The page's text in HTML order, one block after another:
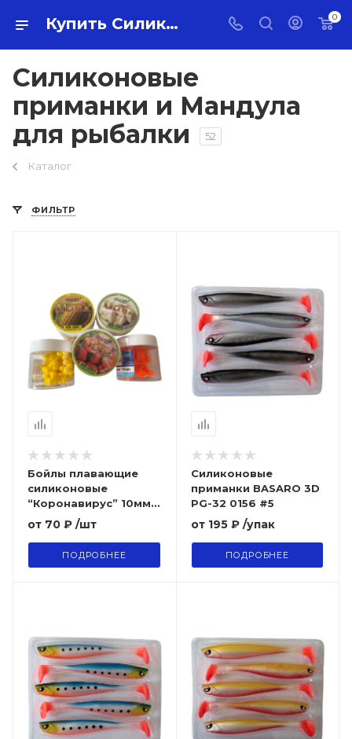
Купить Силиконовые приманки и Мандула для рыбалки оптом по самой низкой цене с доставкой по России. 0
Силиконовые
приманки и Мандула
для рыбалки
52
Каталог
ФИЛЬТР
Бойлы плавающие
силиконовые
“Коронавирус” 10мм
Мед
от 70 ₽ /шт
ПОДРОБНЕЕ
Силиконовые
приманки BASARO 3D
PG-32 0156 #5
от 195 ₽ /упак
ПОДРОБНЕЕ